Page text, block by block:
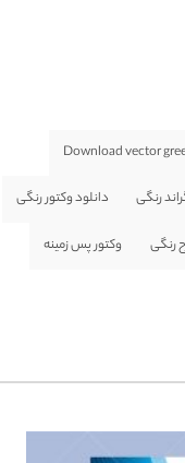
Download vector
رنگی دانلود وکتور رنگی
رنگی وکتور پس زمینه